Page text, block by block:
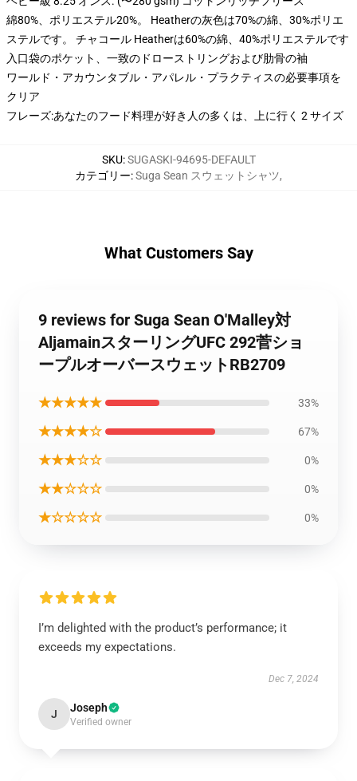
綿80%、ポリエステル20%。 Heatherの灰色は70%の綿、30%ポリエ
ステルです。 チャコール Heatherは60%の綿、40%ポリエステルです
入口袋のポケット、一致のドローストリングおよび肋骨の袖
ワールド・アカウンタブル・アパレル・プラクティスの必要事項を
クリア
フレーズ:あなたのフード料理が好き人の多くは、上に行く 2 サイズ
SKU:SUGASKI-94695-DEFAULT
カテゴリー:Suga Sean スウェットシャツ,
What Customers Say
9 reviews for Suga Sean O'Malley対
AljamainスターリングUFC 292菅ショ
ープルオーバースウェットRB2709
★★★★★ 33%
★★★★☆ 67%
★★★☆☆ 0%
★★☆☆☆ 0%
★☆☆☆☆ 0%
I’m delighted with the product’s performance; it
exceeds my expectations.
Dec 7, 2024
J Joseph
Verified owner